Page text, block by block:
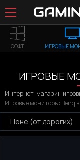
СОФТ ИГРОВЫЕ
ИГРОВЫЕ
Интернет-магазин
Игровые мониторы: Benq
Цене (от дорогих)